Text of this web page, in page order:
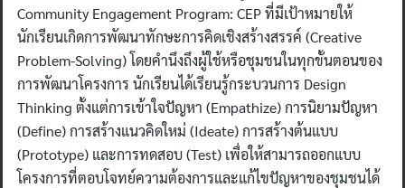
Community Engagement Program: CEP ที่มีเป้าหมายให้
นักเรียนเกิดการพัฒนาทักษะการคิดเชิงสร้างสรรค์ (Creative
Problem-Solving) โดยคำนึงถึงผู้ใช้หรือชุมชนในทุกขั้นตอนของ
การพัฒนาโครงการ นักเรียนได้เรียนรู้กระบวนการ Design
Thinking ตั้งแต่การเข้าใจปัญหา (Empathize) การนิยามปัญหา
(Define) การสร้างแนวคิดใหม่ (Ideate) การสร้างต้นแบบ
(Prototype) และการทดสอบ (Test) เพื่อให้สามารถออกแบบ
โครงการที่ตอบโจทย์ความต้องการและแก้ไขปัญหาของชุมชนได้